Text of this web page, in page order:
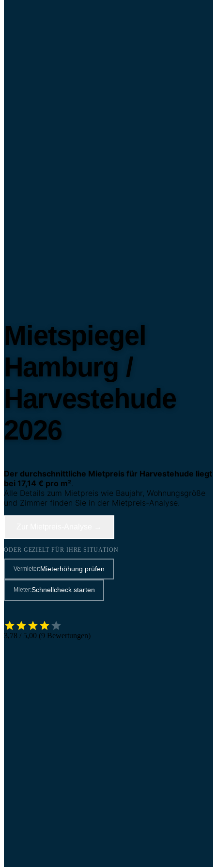
Mietspiegel
Hamburg /
Harvestehude
2026
Der durchschnittliche Mietpreis für Harvestehude liegt
bei 17,14 € pro m²
Alle Details zum Mietpreis wie Baujahr, Wohnungsgröße
und Zimmer finden Sie in der Mietpreis-Analyse.
ODER GEZIELT FÜR IHRE SITUATION
Vermieter:Mieterhöhung prüfen
Mieter:Schnellcheck starten
3,78 / 5,00 (9 Bewertungen)